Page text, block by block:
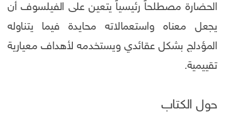
الحضارة مصطلحاً رئيسياً يتعين على الفيلسوف أن
يجعل معناه واستعمالاته محايدة فيما يتناوله
المؤدلج بشكل عقائدي ويستخدمه لأهداف معيارية
تقييمية.
حول الكتاب